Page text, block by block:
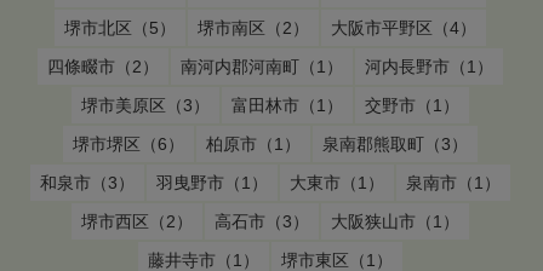
堺市北区（5）
堺市南区（2）
大阪市平野区（4）
四條畷市（2）
南河内郡河南町（1）
河内長野市（1）
堺市美原区（3）
富田林市（1）
交野市（1）
堺市堺区（6）
柏原市（1）
泉南郡熊取町（3）
和泉市（3）
羽曳野市（1） 大東市（1）
泉南市（1）
堺市西区（2）
高石市（3）
大阪狭山市（1）
藤井寺市（1）
堺市東区（1）